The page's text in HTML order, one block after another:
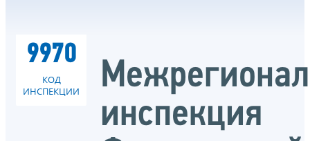
9970
КОД
ИНСПЕКЦИИ
инспекция